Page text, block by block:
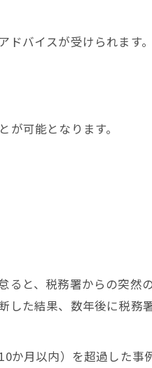
バイスが受けられます。
可能となります。
ると、税務署からの突然
た結果、数年後に税務
か月以内）を超過した事